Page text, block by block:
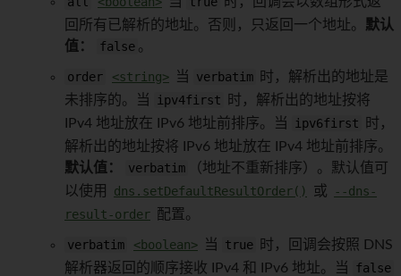
回所有已解析的地址。否则，只返回一个地址。 默认
值：
false 。
order <string> 当 verbatim
时，解析出的地址是
未排序的。当
ipv4first
时，解析出的地址按将
IPv4 地址放在 IPv6 地址前排序。当
ipv6first
时，
解析出的地址按将 IPv6 地址放在 IPv4 地址前排序。
默认值：
verbatim
（地址不重新排序）。默认值可
以使用
dns.setDefaultResultOrder() 或
--dns-
result-order 配置。
verbatim <boolean> 当 true
时，回调会按照 DNS
解析器返回的顺序接收 IPv4 和 IPv6 地址。当
false